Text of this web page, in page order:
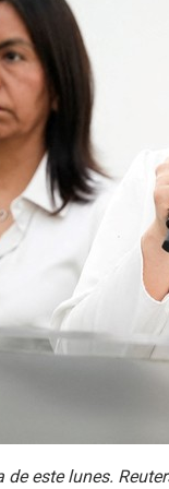
este lunes.